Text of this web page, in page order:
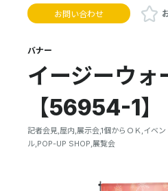
お問い合わせ
バナー
イージーウォ
【56954-1】
記者会見,屋内,展示会,1個からＯＫ,イベ
ル,POP-UP SHOP,展覧会